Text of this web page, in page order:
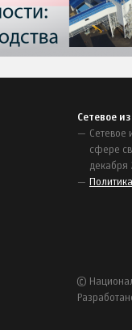
Сетевое
Сетевое
сфере
декабря
©